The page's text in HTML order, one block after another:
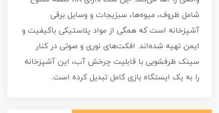
شامل ظروف، میوه‌ها، سبزیجات و وسایل برقی
آشپزخانه است که همگی از مواد پلاستیکی باکیفیت و
ایمن تهیه شده‌اند. افکت‌های نوری و صوتی در کنار
سینک ظرفشویی با قابلیت چرخش آب، این آشپزخانه
را به یک ایستگاه بازی کامل تبدیل کرده است.